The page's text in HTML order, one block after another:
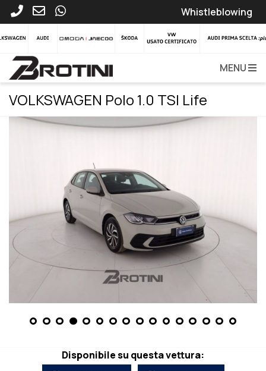
Whistleblowing
MENU
VOLKSWAGEN Polo 1.0 TSI Life
Disponibile su questa vettura: